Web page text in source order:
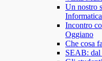
Un nostro
Incontro
Oggiano
Che cosa
SEAB: dal